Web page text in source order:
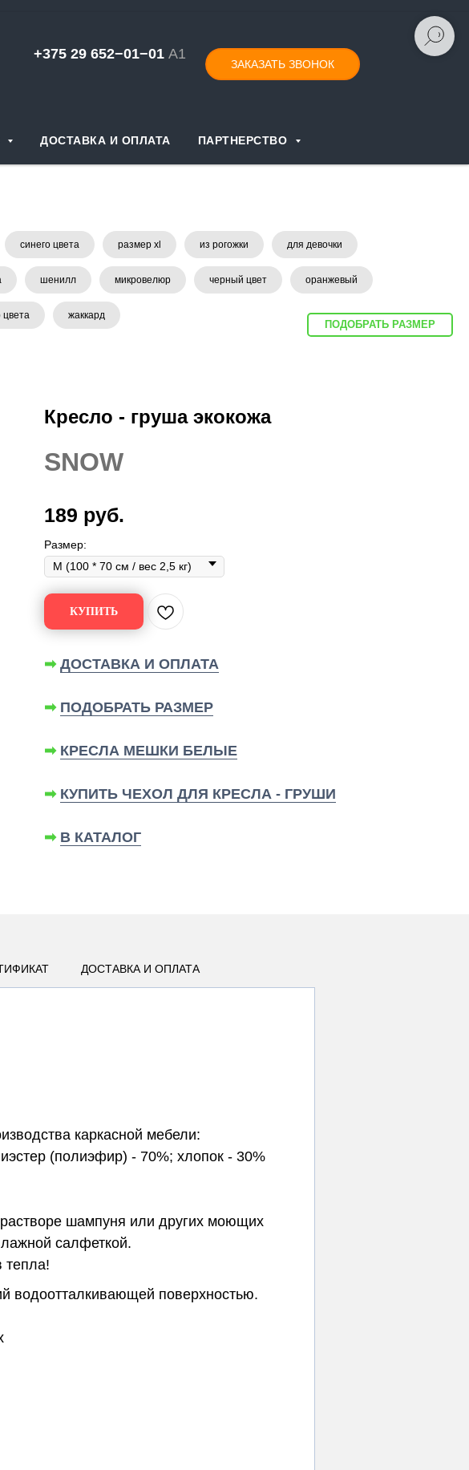
+375 29 652−01−01 А1
ЗАКАЗАТЬ ЗВОНОК
ДОСТАВКА И ОПЛАТА ПАРТНЕРСТВО
синего цвета размер xl из рогожки для девочки
шенилл микровелюр черный цвет оранжевый
цвета жаккард
ПОДОБРАТЬ РАЗМЕР
Кресло - груша экокожа
SNOW
189 руб.
Размер:
КУПИТЬ
➡ ДОСТАВКА И ОПЛАТА
➡ ПОДОБРАТЬ РАЗМЕР
➡ КРЕСЛА МЕШКИ БЕЛЫЕ
➡ КУПИТЬ ЧЕХОЛ ДЛЯ КРЕСЛА - ГРУШИ
➡ В КАТАЛОГ
ДОСТАВКА И ОПЛАТА
каркасной мебели:
(полиэфир) - 70%; хлопок - 30%
шампуня или других моющих
салфеткой.
тепла!
водоотталкивающей поверхностью.